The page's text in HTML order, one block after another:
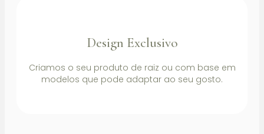
Design Exclusivo
Criamos o seu produto de raiz ou com base em
modelos que pode adaptar ao seu gosto.